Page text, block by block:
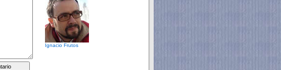
Ignacio Frutos